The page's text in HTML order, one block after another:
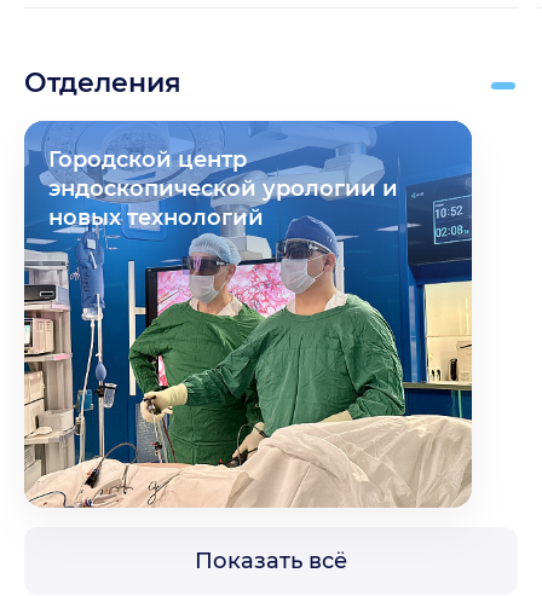
Отделения
Городской центр
эндоскопической урологии и
новых технологий
Показать всё